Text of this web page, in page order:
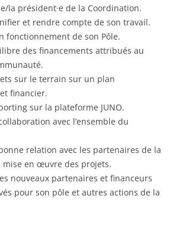
la président·e de la Coordination.
et rendre compte de son travail.
fonctionnement de son Pôle.
des financements attribués au
sur le terrain sur un plan
financier.
sur la plateforme JUNO.
avec l’ensemble du
relation avec les partenaires de la
mise en œuvre des projets.
nouveaux partenaires et financeurs
pour son pôle et autres actions de la